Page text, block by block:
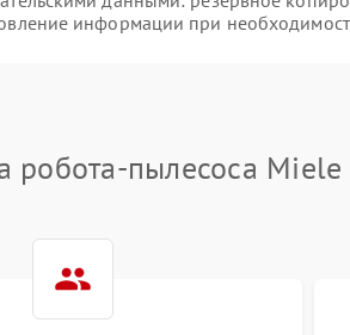
информации при
робота-пылесоса Miele